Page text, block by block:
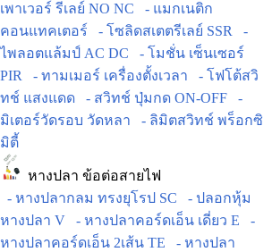
เพาเวอร์ รีเลย์ NO NC
- แมกเนติก
คอนแทคเตอร์
- โซลิดสเตตรีเลย์ SSR
-
ไพลอตแล้มป์ AC DC
- โมชั่น เซ็นเซอร์
PIR
- ทามเมอร์ เครื่องตั้งเวลา
- โฟโต้สวิ
ทช์ แสงแดด
- สวิทช์ ปุ่มกด ON-OFF
-
มิเตอร์วัดรอบ วัดหลา
- ลิมิตสวิทช์ พร็อกซิ
มิตี้
หางปลา ข้อต่อสายไฟ
- หางปลากลม ทรงยุโรป SC
- ปลอกหุ้ม
หางปลา V
- หางปลาคอร์ดเอ็น เดี่ยว E
-
หางปลาคอร์ดเอ็น 2เส้น TE
- หางปลา